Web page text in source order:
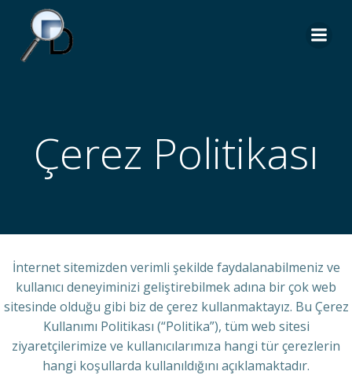
Çerez Politikası
İnternet sitemizden verimli şekilde faydalanabilmeniz ve
kullanıcı deneyiminizi geliştirebilmek adına bir çok web
sitesinde olduğu gibi biz de çerez kullanmaktayız. Bu Çerez
Kullanımı Politikası (“Politika”), tüm web sitesi
ziyaretçilerimize ve kullanıcılarımıza hangi tür çerezlerin
hangi koşullarda kullanıldığını açıklamaktadır.